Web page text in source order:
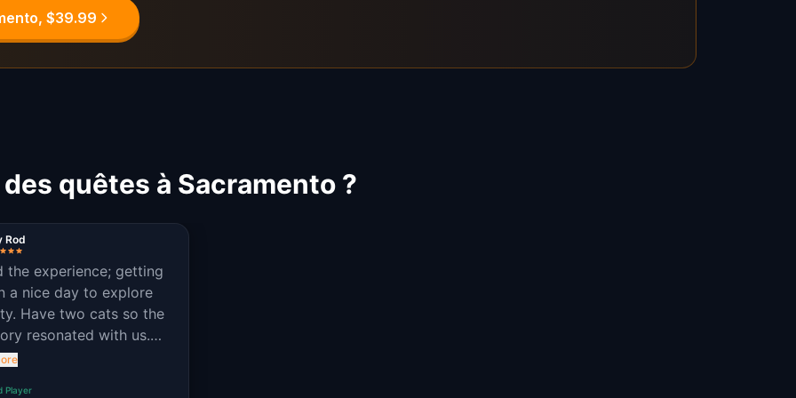
$39.99
quêtes à Sacramento ?
Rod
the experience; getting
a nice day to explore
Have two cats so the
resonated with us.
a chance to have
Player